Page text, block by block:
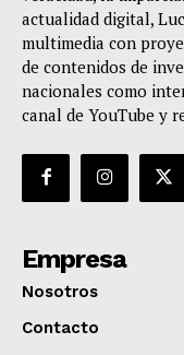
actualidad digital,
multimedia con
de contenidos de
nacionales como
canal de YouTube y
Empresa
Nosotros
Contacto